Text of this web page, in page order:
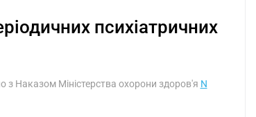
психіатричних
з Наказом Міністерства охорони здоров'я N